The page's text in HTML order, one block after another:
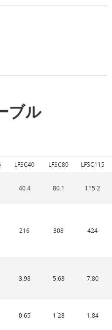
ブル
LFSC40 LFSC80
LFSC115
40.4 80.1 115.2
216 308 424
3.98 5.68 7.80
0.65 1.28 1.84